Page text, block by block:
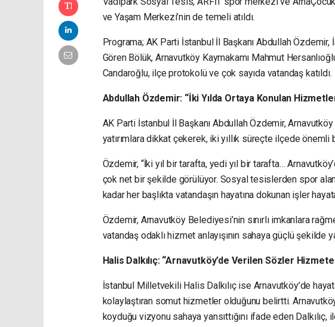
ve Yaşam Merkezi’nin de temeli atıldı.
Programa; AK Parti İstanbul İl Başkanı Abdullah
Gören Bölük, Arnavutköy Kaymakamı Mahmut
Candaroğlu, ilçe protokolü ve çok sayıda vatandaş katıldı.
Abdullah Özdemir: “İki Yılda Ortaya Konulan
AK Parti İstanbul İl Başkanı Abdullah Özdemir,
yatırımlara dikkat çekerek, iki yıllık süreçte ilçede önemli
Özdemir, “İki yıl bir tarafta, yedi yıl bir tarafta…
çok net bir şekilde görülüyor. Sosyal tesislerden spor
kadar her başlıkta vatandaşın hayatına dokunan işler
Özdemir, Arnavutköy Belediyesi’nin sınırlı imkanlara
vatandaş odaklı hizmet anlayışının sahaya güçlü şekilde
Halis Dalkılıç: “Arnavutköy’de Verilen Sözler
İstanbul Milletvekili Halis Dalkılıç ise Arnavutköy’de
kolaylaştıran somut hizmetler olduğunu belirtti.
koyduğu vizyonu sahaya yansıttığını ifade eden Dalkılıç,